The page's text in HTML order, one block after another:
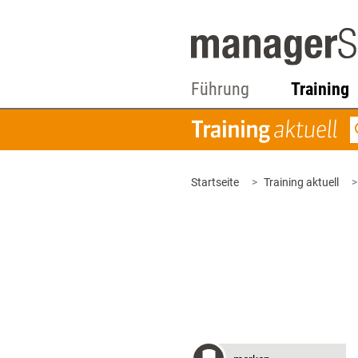
Führung Training
Startseite Training aktuell